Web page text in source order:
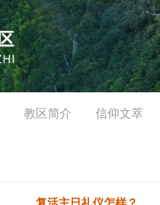
教区简介 信仰文萃